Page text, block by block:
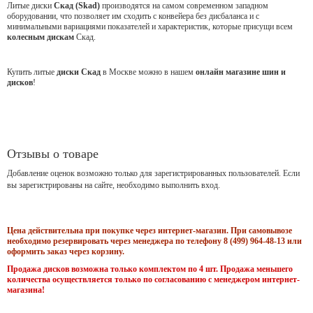
Литые диски Скад (Skad) производятся на самом современном западном
оборудовании, что позволяет им сходить с конвейера без дисбаланса и с
минимальными вариациями показателей и характеристик, которые присущи всем
колесным дискам Скад.
Купить литые диски Скад в Москве можно в нашем онлайн магазине шин и
дисков!
Отзывы о товаре
Добавление оценок возможно только для зарегистрированных пользователей. Если
вы зарегистрированы на сайте, необходимо выполнить вход.
Цена действительна при покупке через интернет-магазин. При самовывозе
необходимо резервировать через менеджера по телефону 8 (499) 964-48-13 или
оформить заказ через корзину.
Продажа дисков возможна только комплектом по 4 шт. Продажа меньшего
количества осуществляется только по согласованию с менеджером интернет-
магазина!